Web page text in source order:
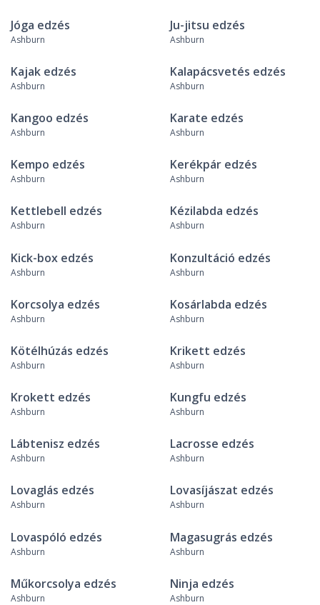
Jóga edzés
Ashburn
Ju-jitsu edzés
Ashburn
Kajak edzés
Ashburn
Kalapácsvetés edzés
Ashburn
Kangoo edzés
Ashburn
Karate edzés
Ashburn
Kempo edzés
Ashburn
Kerékpár edzés
Ashburn
Kettlebell edzés
Ashburn
Kézilabda edzés
Ashburn
Kick-box edzés
Ashburn
Konzultáció edzés
Ashburn
Korcsolya edzés
Ashburn
Kosárlabda edzés
Ashburn
Kötélhúzás edzés
Ashburn
Krikett edzés
Ashburn
Krokett edzés
Ashburn
Kungfu edzés
Ashburn
Lábtenisz edzés
Ashburn
Lacrosse edzés
Ashburn
Lovaglás edzés
Ashburn
Lovasíjászat edzés
Ashburn
Lovaspóló edzés
Ashburn
Magasugrás edzés
Ashburn
Műkorcsolya edzés
Ashburn
Ninja edzés
Ashburn